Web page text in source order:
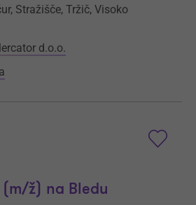
Stražišče, Tržič, Visoko
d.o.o.
(m/ž) na Bledu